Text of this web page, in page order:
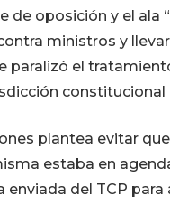
de oposición y el ala
ministros y
paralizó el
constitucional
plantea evitar
estaba en
enviada del TCP